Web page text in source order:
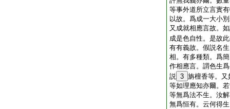
等事外道所立言實
以故。爲成一大小
又成就相應言故。
成是色自性。是故
有有義故。假説名
相。有多種類。爲
作相應言。謂色生
説 3 旃檀香等。又
等如理應知亦爾。
等無爲法不生。汝
無爲恒有。云何得